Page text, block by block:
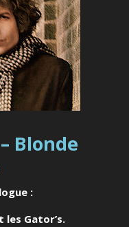
Blonde
:
les Gator’s.